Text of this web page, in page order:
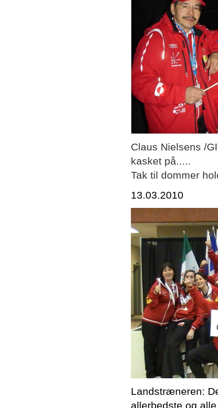
Claus Nielsens /
kasket på.....
Tak til dommer
13.03.2010
Landstræneren:
allerbedste og